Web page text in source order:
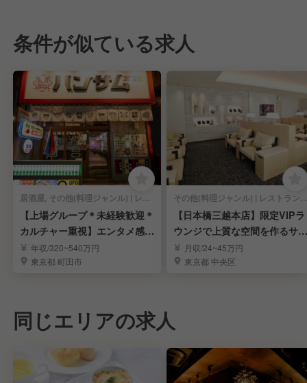
条件が似ている求人
居酒屋, その他(料理ジャンル) | レストランサービス・ホールスタッフ
【上場グループ＊未経験歓迎＊
カルチャー重視】エンタメ感あ
ふれる空間の接客★
年収/320~540万円
東京都 町田市
その他(料理ジャンル) | レストランサ
【日本橋三越本店】限定VIPラ
ウンジで上質な空間を作るサー
ビス月収/24~45万円
東京都 中央区
同じエリアの求人